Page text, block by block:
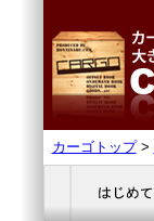
カーゴトップ>